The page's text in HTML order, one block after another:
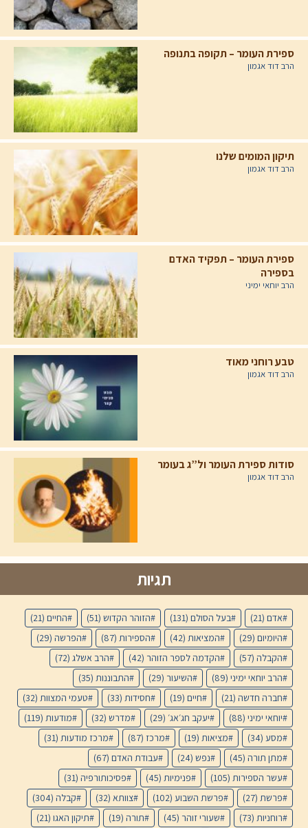
ספירת העומר – תקופה בתנופה
הרב דוד אגמון
תיקון המומים שלנו
הרב דוד אגמון
ספירת העומר – תפקיד האדם
בספירה
הרב יוחאי ימיני
טבע רוחני מאוד
הרב דוד אגמון
סודות ספירת העומר ול”ג בעומר
הרב דוד אגמון
תגיות
אדם (21) בעל הסולם (131) הזוהר הקדוש (51) החיים (21)
היומיום (29) המציאות (42) הספירות (87) הפרשה (29)
הקבלה (57) הקדמה לספר הזוהר (42) הרב אשלג (72)
הרב יוחאי ימיני (89) השיעור (29) התבוננות (35)
חברה חדשה (21) חיים (19) חסידות (33) טעמי המצוות (32)
יוחאי ימיני (88) יעקב חג׳אג׳ (29) מדרש (32) מודעות (119)
מסע (34) מציאות (19) מרכז (87) מרכז מודעות (31)
מתן תורה (45) נפש (24) עבודת האדם (67)
עשר הספירות (105) פנימיות (45) פסיכותורפיה (31)
פרשת (27) פרשת השבוע (102) צוותא (32) קבלה (304)
רוחניות (73) שעורי זוהר (45) תורה (19) תיקון האגו (21)